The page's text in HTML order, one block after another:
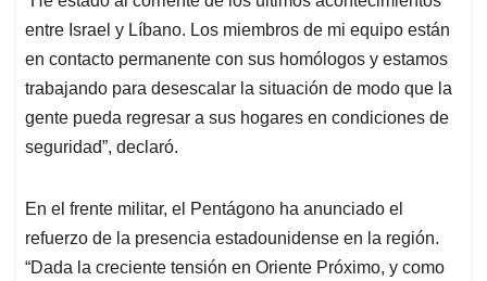
entre Israel y Líbano. Los miembros de mi equipo están
en contacto permanente con sus homólogos y estamos
trabajando para desescalar la situación de modo que la
gente pueda regresar a sus hogares en condiciones de
seguridad”, declaró.
En el frente militar, el Pentágono ha anunciado el
refuerzo de la presencia estadounidense en la región.
“Dada la creciente tensión en Oriente Próximo, y como